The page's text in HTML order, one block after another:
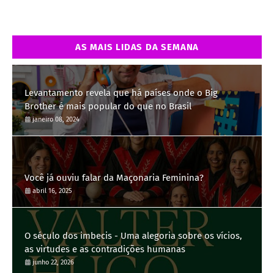
AS MAIS LIDAS DA SEMANA
Levantamento revela que há países onde o Big
Brother é mais popular do que no Brasil
janeiro 08, 2024
Você já ouviu falar da Maçonaria Feminina?
abril 16, 2025
O século dos imbecis - Uma alegoria sobre os vícios,
as virtudes e as contradições humanas
junho 22, 2026